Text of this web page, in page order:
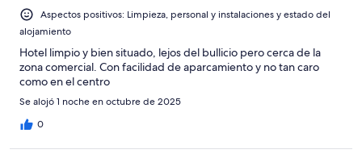
Aspectos positivos: Limpieza, personal y instalaciones y estado del
alojamiento
Hotel limpio y bien situado, lejos del bullicio pero cerca de la
zona comercial. Con facilidad de aparcamiento y no tan caro
como en el centro
Se alojó 1 noche en octubre de 2025
0